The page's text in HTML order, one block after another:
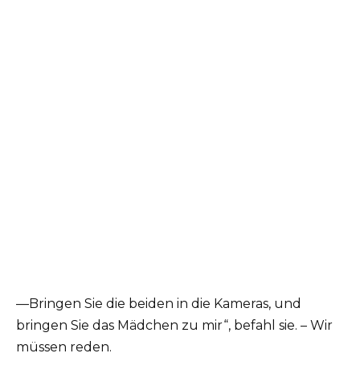
—Bringen Sie die beiden in die Kameras, und
bringen Sie das Mädchen zu mir“, befahl sie. – Wir
müssen reden.